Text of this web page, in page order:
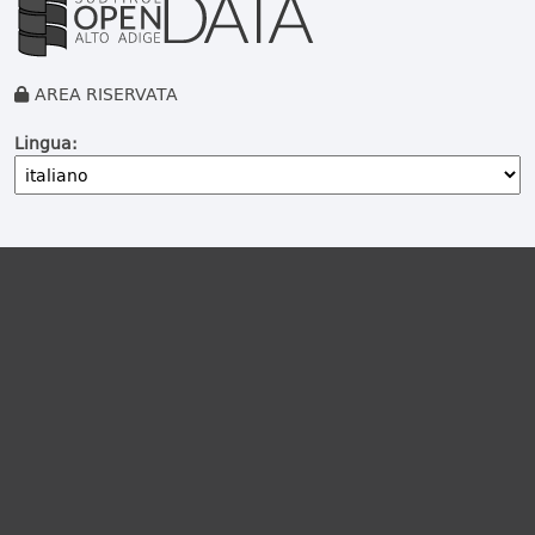
AREA RISERVATA
Lingua